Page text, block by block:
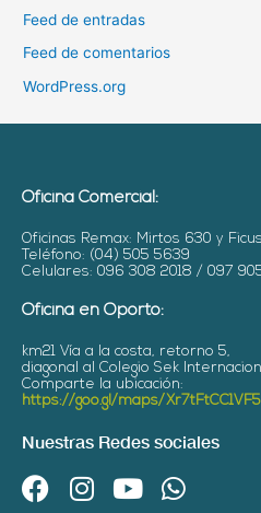
Feed de entradas
Feed de comentarios
WordPress.org
Oficina Comercial:
Oficinas Remax: Mirtos 630 y
Teléfono: (04) 505 5639
Celulares: 096 308 2018 / 097
Oficina en Oporto:
km21 Vía a la costa, retorno 5,
diagonal al Colegio Sek
Comparte la ubicación:
https://goo.gl/maps/
Nuestras Redes sociales
F
I
Y
W